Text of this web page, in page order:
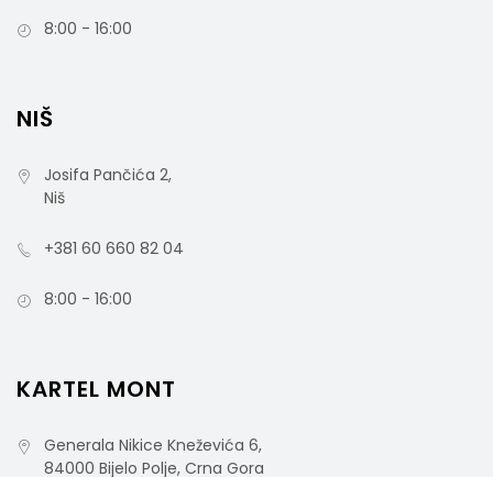
8:00 - 16:00
NIŠ
Josifa Pančića 2,
Niš
+381 60 660 82 04
8:00 - 16:00
KARTEL MONT
Generala Nikice Kneževića 6,
84000 Bijelo Polje, Crna Gora